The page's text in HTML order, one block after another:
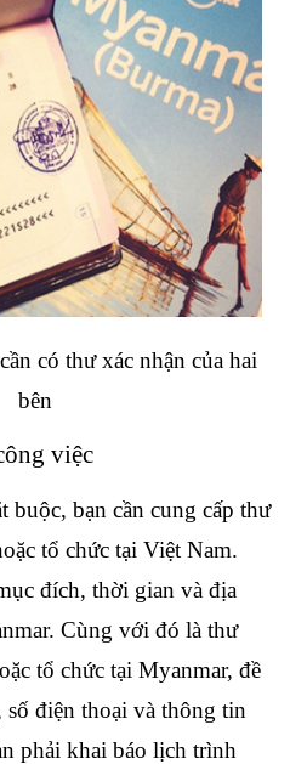
có thư xác nhận của hai
bên
việc
buộc, bạn cần cung cấp thư
tổ chức tại Việt Nam.
đích, thời gian và địa
Cùng với đó là thư
tổ chức tại Myanmar, đề
điện thoại và thông tin
phải khai báo lịch trình